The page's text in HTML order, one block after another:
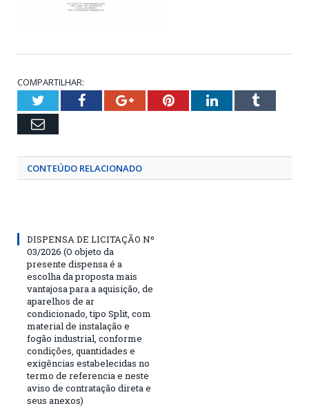
COMPARTILHAR:
TwitterFacebookGoogle+PinterestLinkedInTumblr
Email
CONTEÚDO RELACIONADO
DISPENSA DE LICITAÇÃO Nº
03/2026 (O objeto da
presente dispensa é a
escolha da proposta mais
vantajosa para a aquisição, de
aparelhos de ar
condicionado, tipo Split, com
material de instalação e
fogão industrial, conforme
condições, quantidades e
exigências estabelecidas no
termo de referencia e neste
aviso de contratação direta e
seus anexos)